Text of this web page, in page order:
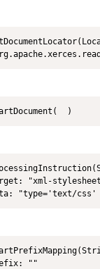
)
"xml-
"type='text/css'
""